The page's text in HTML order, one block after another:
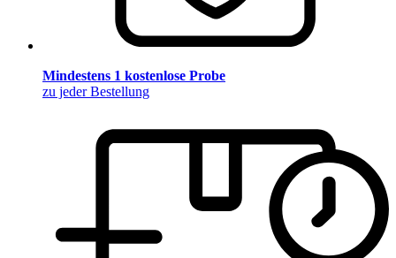
Mindestens 1 kostenlose Probe
zu jeder Bestellung